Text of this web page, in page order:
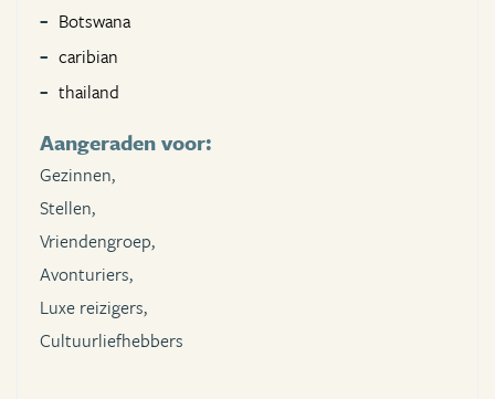
Botswana
caribian
thailand
Aangeraden voor:
Gezinnen,
Stellen,
Vriendengroep,
Avonturiers,
Luxe reizigers,
Cultuurliefhebbers